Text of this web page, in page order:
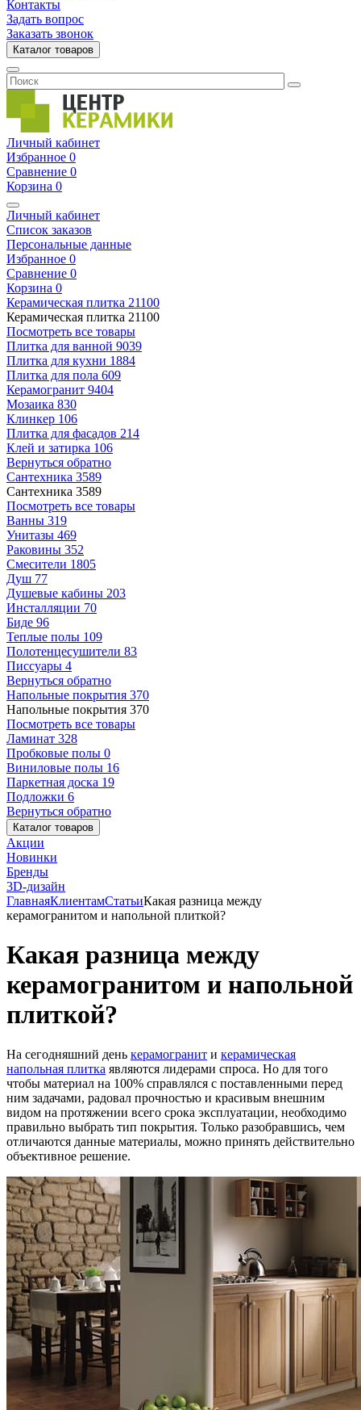
Контакты
Задать вопрос
Заказать звонок
Каталог товаров
Личный кабинет
Избранное 0
Сравнение 0
Корзина 0
Личный кабинет
Список заказов
Персональные данные
Избранное 0
Сравнение 0
Корзина 0
Керамическая плитка 21100
Керамическая плитка 21100
Посмотреть все товары
Плитка для ванной 9039
Плитка для кухни 1884
Плитка для пола 609
Керамогранит 9404
Мозаика 830
Клинкер 106
Плитка для фасадов 214
Клей и затирка 106
Вернуться обратно
Сантехника 3589
Сантехника 3589
Посмотреть все товары
Ванны 319
Унитазы 469
Раковины 352
Смесители 1805
Душ 77
Душевые кабины 203
Инсталляции 70
Биде 96
Теплые полы 109
Полотенцесушители 83
Писсуары 4
Вернуться обратно
Напольные покрытия 370
Напольные покрытия 370
Посмотреть все товары
Ламинат 328
Пробковые полы 0
Виниловые полы 16
Паркетная доска 19
Подложки 6
Вернуться обратно
Каталог товаров
Акции
Новинки
Бренды
3D-дизайн
ГлавнаяКлиентамСтатьиКакая разница между
керамогранитом и напольной плиткой?
Какая разница между
керамогранитом и напольной
плиткой?
На сегодняшний день керамогранит и керамическая
напольная плитка являются лидерами спроса. Но для того
чтобы материал на 100% справлялся с поставленными перед
ним задачами, радовал прочностью и красивым внешним
видом на протяжении всего срока эксплуатации, необходимо
правильно выбрать тип покрытия. Только разобравшись, чем
отличаются данные материалы, можно принять действительно
объективное решение.